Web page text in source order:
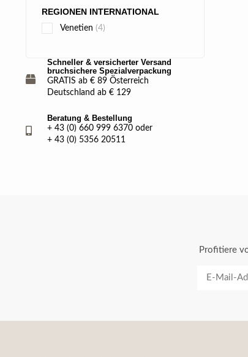
REGIONEN INTERNATIONAL
Venetien (4)
Schneller & versicherter Versand
bruchsichere Spezialverpackung
GRATIS ab € 89 Österreich
Deutschland ab € 129
Beratung & Bestellung
+ 43 (0) 660 999 6370 oder
+ 43 (0) 5356 20511
Profitiere